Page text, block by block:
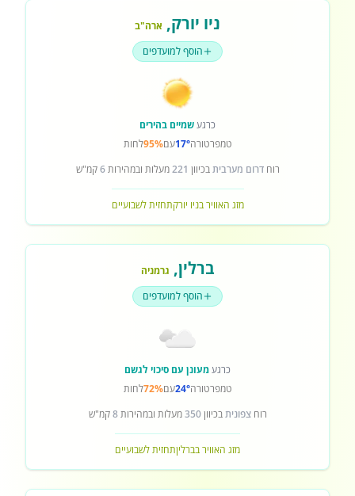
ניו יורק, ארה"ב
הוסף למועדפים
כרגעשמיים בהירים
טמפרטורה17°עם95%לחות
רוחדרום מערביתבכיוון 221מעלות ובמהירות6קמ"ש
מזג האוויר בניו יורקתחזית לשבועיים
ברלין, גרמניה
הוסף למועדפים
כרגעמעונן עם סיכוי לגשם
טמפרטורה24°עם72%לחות
רוחצפוניתבכיוון350מעלות ובמהירות8קמ"ש
מזג האוויר בברליןתחזית לשבועיים